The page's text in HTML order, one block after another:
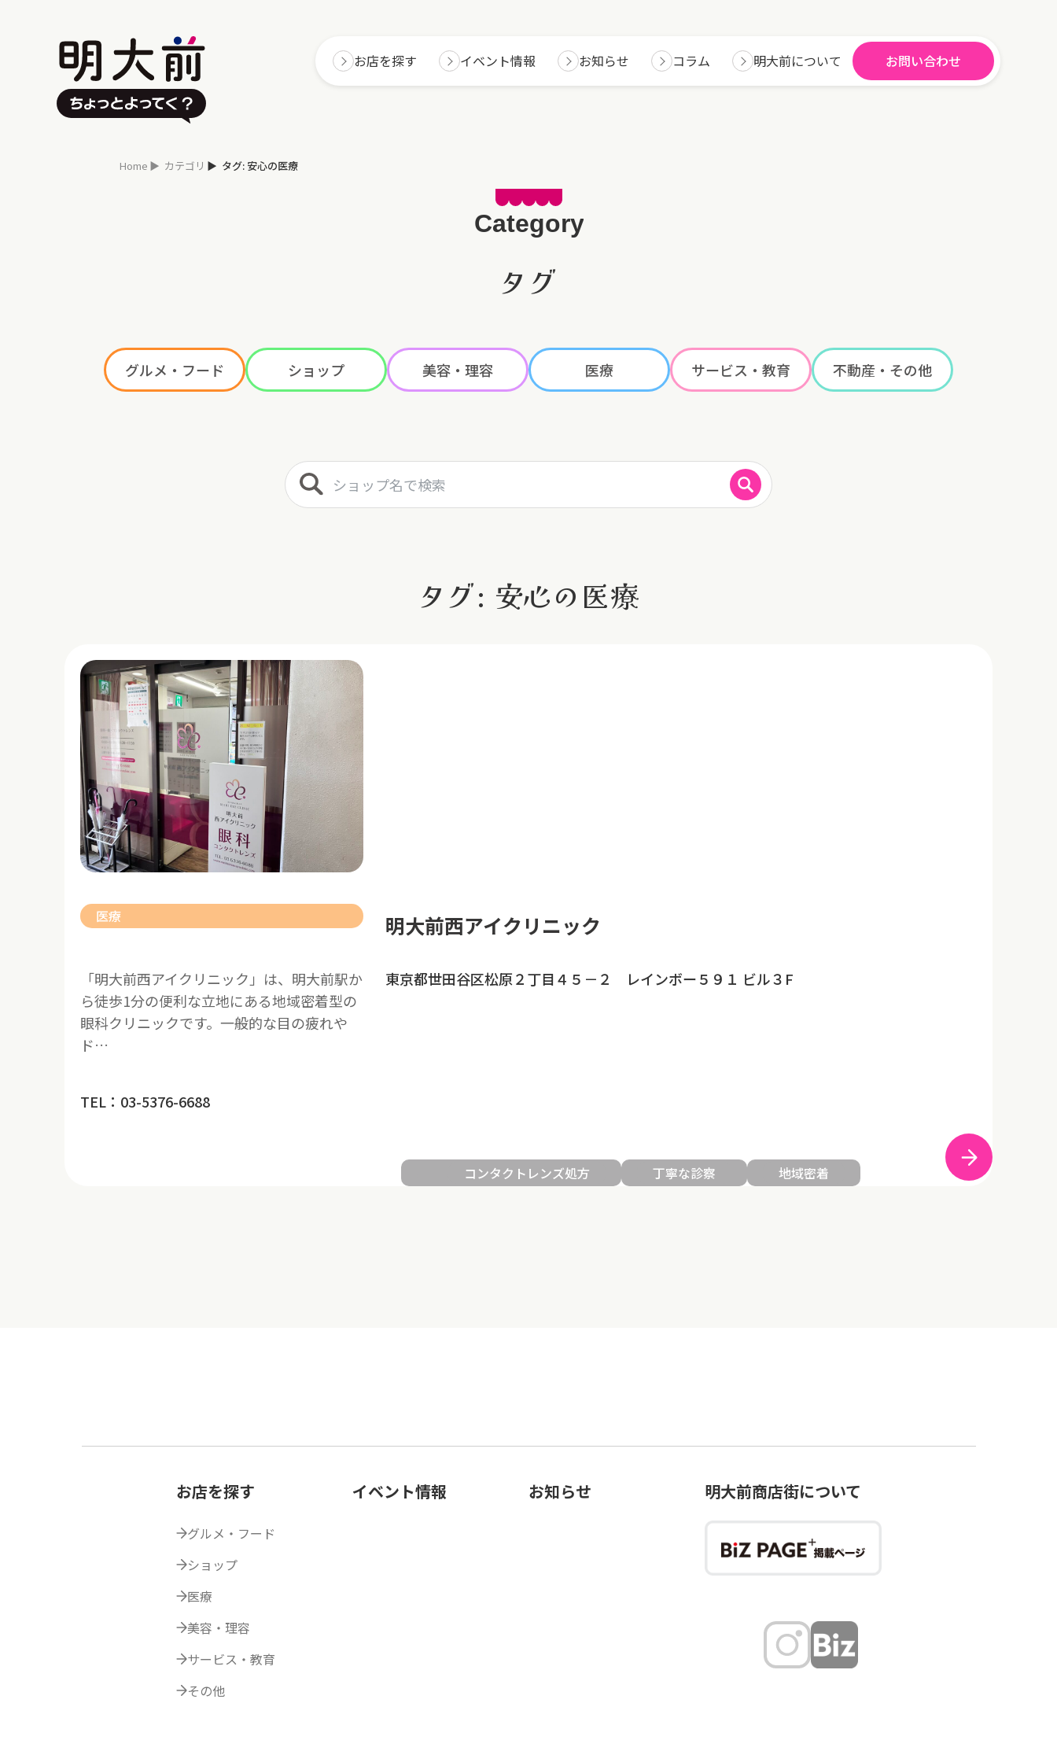
お店を探す イベント情報 お知らせ コラム 明大前について お問い合わせ
Home カテゴリ タグ: 安心の医療
タグ
グルメ・フード ショップ 美容・理容 医療 サービス・教育 不動産・その他
ショップ名で検索
タグ: 安心の医療
医療 明大前西アイクリニック
「明大前西アイクリニック」は、明大前駅か
ら徒歩1分の便利な立地にある地域密着型の
眼科クリニックです。一般的な目の疲れや
ド…
東京都世田谷区松原２丁目４５－２ レインボー５９１ ビル３F
TEL：03-5376-6688
コンタクトレンズ処方 丁寧な診察 地域密着
お店を探す
グルメ・フード
ショップ
医療
美容・理容
サービス・教育
その他
イベント情報 お知らせ 明大前商店街について